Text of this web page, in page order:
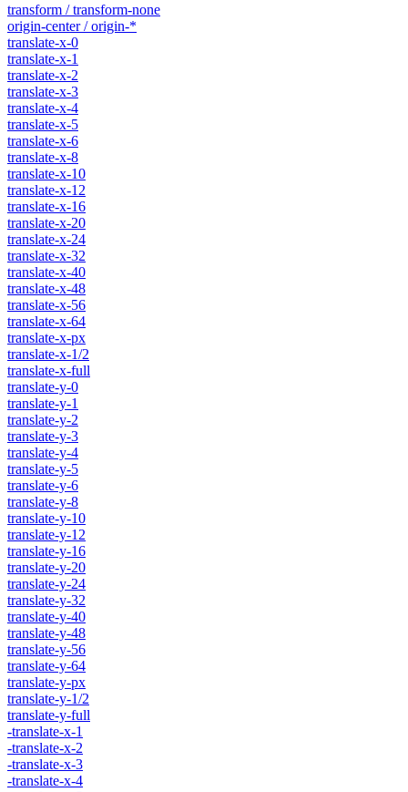
transform / transform-none
origin-center / origin-*
translate-x-0
translate-x-1
translate-x-2
translate-x-3
translate-x-4
translate-x-5
translate-x-6
translate-x-8
translate-x-10
translate-x-12
translate-x-16
translate-x-20
translate-x-24
translate-x-32
translate-x-40
translate-x-48
translate-x-56
translate-x-64
translate-x-px
translate-x-1/2
translate-x-full
translate-y-0
translate-y-1
translate-y-2
translate-y-3
translate-y-4
translate-y-5
translate-y-6
translate-y-8
translate-y-10
translate-y-12
translate-y-16
translate-y-20
translate-y-24
translate-y-32
translate-y-40
translate-y-48
translate-y-56
translate-y-64
translate-y-px
translate-y-1/2
translate-y-full
-translate-x-1
-translate-x-2
-translate-x-3
-translate-x-4